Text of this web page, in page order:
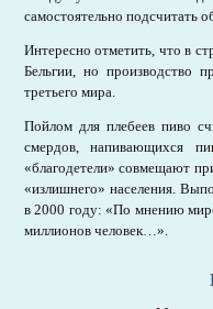
самостоятельно подсчитать
Интересно отметить, что в
Бельгии, но производство
третьего мира.
Пойлом для плебеев пиво
смердов, напивающихся
«благодетели» совмещают
«излишнего» населения.
в 2000 году: «По мнению
миллионов человек…».